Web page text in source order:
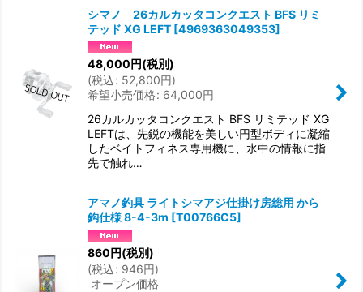
シマノ 26カルカッタコンクエスト BFS リミ
テッド XG LEFT [4969363049353]
48,000円(税別)
(税込: 52,800円)
希望小売価格: 64,000円
26カルカッタコンクエスト BFS リミテッド XG
LEFTは、先鋭の機能を美しい円型ボディに凝縮
したベイトフィネス専用機に、水中の情報に指
先で触れ…
アマノ釣具 ライトシマアジ仕掛け房総用 から
鈎仕様 8-4-3m [T00766C5]
860円(税別)
(税込: 946円)
オープン価格